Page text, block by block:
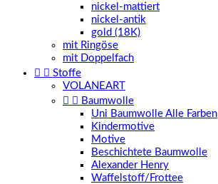
nickel-mattiert
nickel-antik
gold (18K)
mit Ringöse
mit Doppelfach
  Stoffe
VOLANEART
  Baumwolle
Uni Baumwolle Alle Farben
Kindermotive
Motive
Beschichtete Baumwolle
Alexander Henry
Waffelstoff/Frottee